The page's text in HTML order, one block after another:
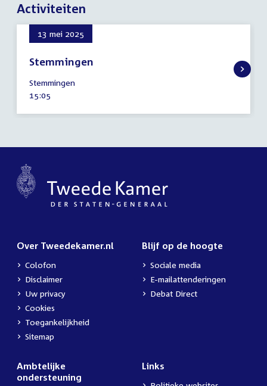
Activiteiten
13 mei 2025
Stemmingen
mei
2025
Stemmingen
Tijd
15:05
Over Tweedekamer.nl
Colofon
Disclaimer
Uw privacy
Cookies
Toegankelijkheid
Sitemap
Blijf op de hoogte
Sociale media
E-mailattenderingen
Debat Direct
Ambtelijke
ondersteuning
Links